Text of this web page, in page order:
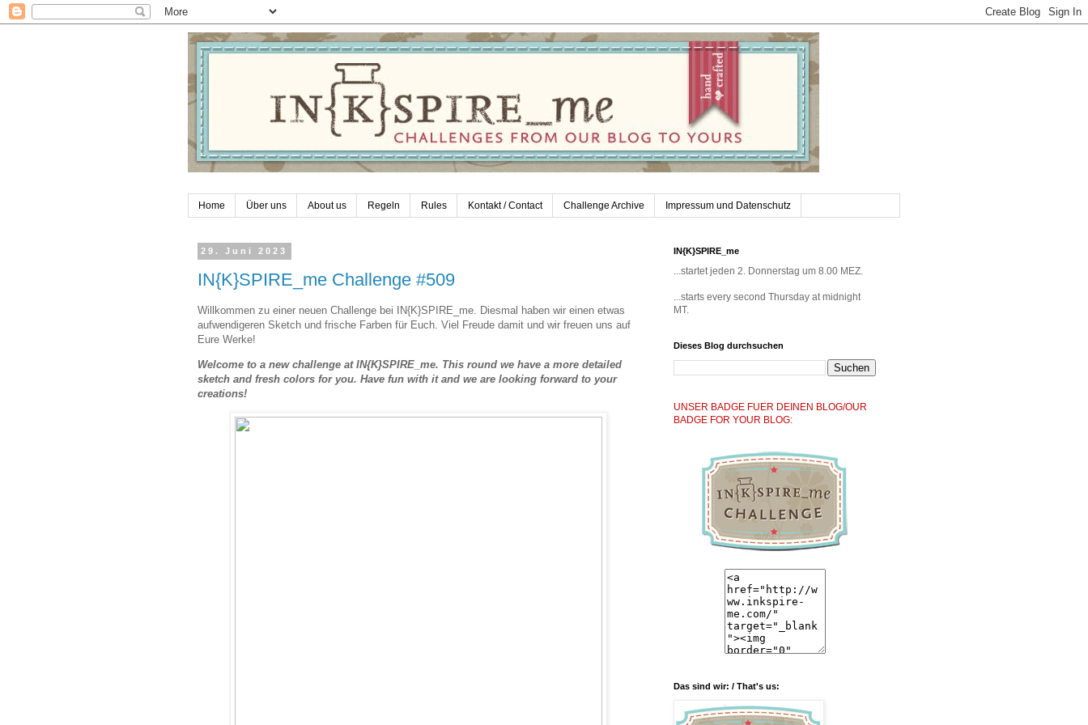
Home Über uns About us Regeln Rules Kontakt / Contact Challenge Archive Impressum und Datenschutz
29. Juni 2023
IN{K}SPIRE_me Challenge #509
Willkommen zu einer neuen Challenge bei IN{K}SPIRE_me. Diesmal haben wir einen etwas
aufwendigeren Sketch und frische Farben für Euch. Viel Freude damit und wir freuen uns auf
Eure Werke!
Welcome to a new challenge at IN{K}SPIRE_me. This round we have a more detailed
sketch and fresh colors for you. Have fun with it and we are looking forward to your
creations!
IN{K}SPIRE_me
...startet jeden 2. Donnerstag um 8.00 MEZ.
...starts every second Thursday at midnight
MT.
Dieses Blog durchsuchen
UNSER BADGE FUER DEINEN BLOG/OUR
BADGE FOR YOUR BLOG:
Das sind wir: / That's us: